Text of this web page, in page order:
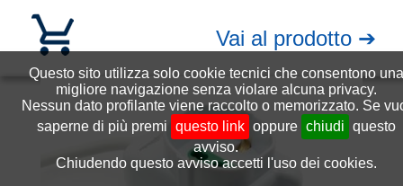
Vai al prodotto ➔
Questo sito utilizza solo cookie tecnici che consentono una
migliore navigazione senza violare alcuna privacy.
Nessun dato profilante viene raccolto o memorizzato. Se
saperne di più premi questo link oppure chiudi questo
avviso.
Chiudendo questo avviso accetti l'uso dei cookies.